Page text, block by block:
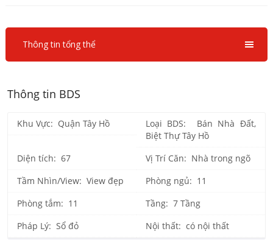
Thông tin tổng thể
Thông tin BDS
Khu Vực: Quận Tây Hồ
Loại BDS: Bán Nhà Đất,
Biệt Thự Tây Hồ
Diện tích: 67
Vị Trí Căn: Nhà trong ngõ
Tầm Nhìn/View: View đẹp
Phòng ngủ: 11
Phòng tắm: 11
Tầng: 7 Tầng
Pháp Lý: Sổ đỏ
Nội thất: có nội thất